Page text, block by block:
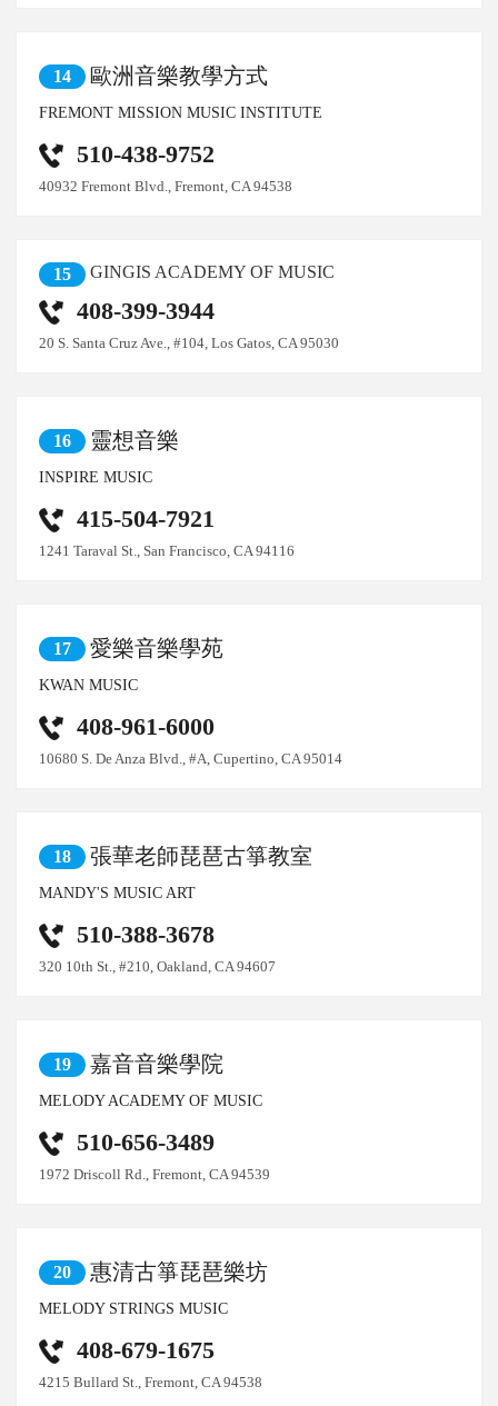
14 歐洲音樂教學方式
FREMONT MISSION MUSIC INSTITUTE
510-438-9752
40932 Fremont Blvd., Fremont, CA 94538
15 GINGIS ACADEMY OF MUSIC
408-399-3944
20 S. Santa Cruz Ave., #104, Los Gatos, CA 95030
16 靈想音樂
INSPIRE MUSIC
415-504-7921
1241 Taraval St., San Francisco, CA 94116
17 愛樂音樂學苑
KWAN MUSIC
408-961-6000
10680 S. De Anza Blvd., #A, Cupertino, CA 95014
18 張華老師琵琶古箏教室
MANDY'S MUSIC ART
510-388-3678
320 10th St., #210, Oakland, CA 94607
19 嘉音音樂學院
MELODY ACADEMY OF MUSIC
510-656-3489
1972 Driscoll Rd., Fremont, CA 94539
20 惠清古箏琵琶樂坊
MELODY STRINGS MUSIC
408-679-1675
4215 Bullard St., Fremont, CA 94538